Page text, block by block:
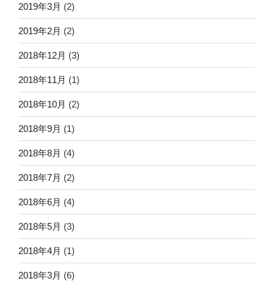
2019年3月 (2)
2019年2月 (2)
2018年12月 (3)
2018年11月 (1)
2018年10月 (2)
2018年9月 (1)
2018年8月 (4)
2018年7月 (2)
2018年6月 (4)
2018年5月 (3)
2018年4月 (1)
2018年3月 (6)